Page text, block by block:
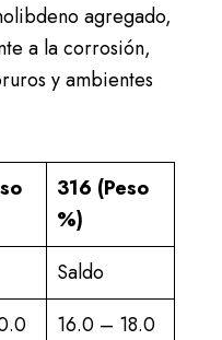
agregado,
a la corrosión,
y ambientes
316 (Peso
%)
Saldo
16.0 – 18.0